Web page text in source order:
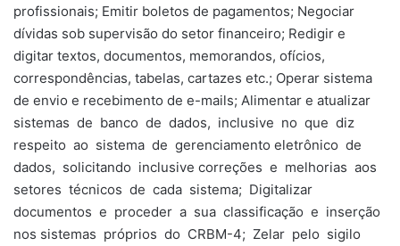
profissionais; Emitir boletos de pagamentos; Negociar
dívidas sob supervisão do setor financeiro; Redigir e
digitar textos, documentos, memorandos, ofícios,
correspondências, tabelas, cartazes etc.; Operar sistema
de envio e recebimento de e-mails; Alimentar e atualizar
sistemas de banco de dados, inclusive no que diz
respeito ao sistema de gerenciamento eletrônico de
dados, solicitando inclusive correções e melhorias aos
setores técnicos de cada sistema; Digitalizar
documentos e proceder a sua classificação e inserção
nos sistemas próprios do CRBM-4; Zelar pelo sigilo